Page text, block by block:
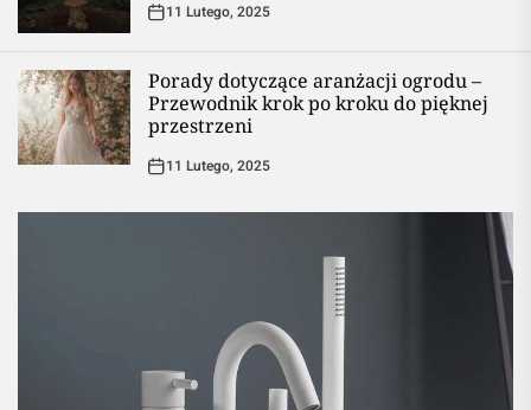
11 Lutego, 2025
Porady dotyczące aranżacji ogrodu –
Przewodnik krok po kroku do pięknej
przestrzeni
11 Lutego, 2025